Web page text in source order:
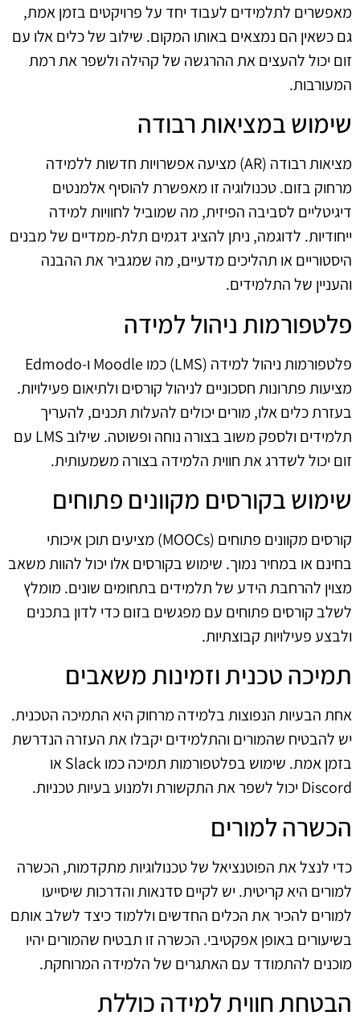
מאפשרים לתלמידים לעבוד יחד על פרויקטים בזמן אמת,
גם כשאין הם נמצאים באותו המקום. שילוב של כלים אלו עם
זום יכול להעצים את ההרגשה של קהילה ולשפר את רמת
המעורבות.
שימוש במציאות רבודה
מציאות רבודה (AR) מציעה אפשרויות חדשות ללמידה
מרחוק בזום. טכנולוגיה זו מאפשרת להוסיף אלמנטים
דיגיטליים לסביבה הפיזית, מה שמוביל לחוויות למידה
ייחודיות. לדוגמה, ניתן להציג דגמים תלת-ממדיים של מבנים
היסטוריים או תהליכים מדעיים, מה שמגביר את ההבנה
והעניין של התלמידים.
פלטפורמות ניהול למידה
פלטפורמות ניהול למידה (LMS) כמו Moodle ו-Edmodo
מציעות פתרונות חסכוניים לניהול קורסים ולתיאום פעילויות.
בעזרת כלים אלו, מורים יכולים להעלות תכנים, להעריך
תלמידים ולספק משוב בצורה נוחה ופשוטה. שילוב LMS עם
זום יכול לשדרג את חווית הלמידה בצורה משמעותית.
שימוש בקורסים מקוונים פתוחים
קורסים מקוונים פתוחים (MOOCs) מציעים תוכן איכותי
בחינם או במחיר נמוך. שימוש בקורסים אלו יכול להוות משאב
מצוין להרחבת הידע של תלמידים בתחומים שונים. מומלץ
לשלב קורסים פתוחים עם מפגשים בזום כדי לדון בתכנים
ולבצע פעילויות קבוצתיות.
תמיכה טכנית וזמינות משאבים
אחת הבעיות הנפוצות בלמידה מרחוק היא התמיכה הטכנית.
יש להבטיח שהמורים והתלמידים יקבלו את העזרה הנדרשת
בזמן אמת. שימוש בפלטפורמות תמיכה כמו Slack או
Discord יכול לשפר את התקשורת ולמנוע בעיות טכניות.
הכשרה למורים
כדי לנצל את הפוטנציאל של טכנולוגיות מתקדמות, הכשרה
למורים היא קריטית. יש לקיים סדנאות והדרכות שיסייעו
למורים להכיר את הכלים החדשים וללמוד כיצד לשלב אותם
בשיעורים באופן אפקטיבי. הכשרה זו תבטיח שהמורים יהיו
מוכנים להתמודד עם האתגרים של הלמידה המרוחקת.
הבטחת חווית למידה כוללת